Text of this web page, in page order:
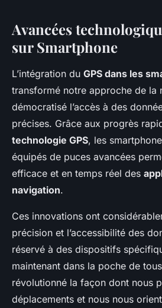
Avancées
sur Smartphone
L’intégration du GPS dans les
transformé notre approche de la
démocratisé l’accès à des
précises. Grâce aux progrès
technologie GPS, les
équipés de puces avancées
efficace et en temps réel des
navigation.
Ces innovations ont
précision et l’accessibilité des
réservé à des dispositifs
maintenant dans la poche de
révolutionné la façon dont nous
déplacements et nous nous